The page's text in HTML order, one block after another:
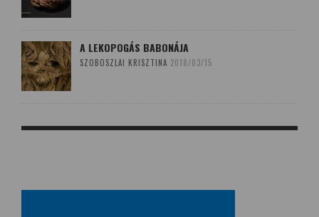
A LEKOPOGÁS BABONÁJA
SZOBOSZLAI KRISZTINA 2018/03/15